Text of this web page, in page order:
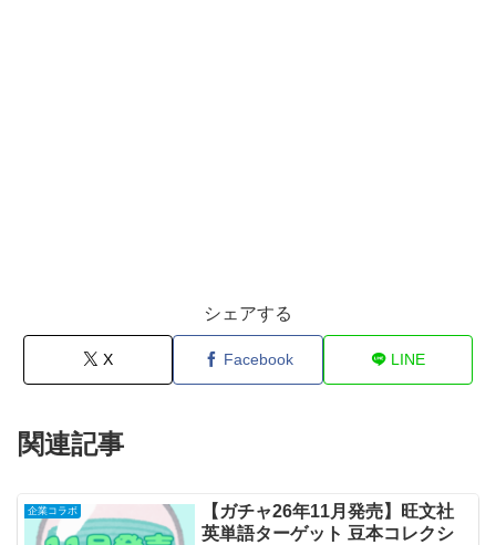
シェアする
X Facebook LINE
関連記事
企業コラボ
【ガチャ26年11月発売】旺文社
英単語ターゲット 豆本コレクシ